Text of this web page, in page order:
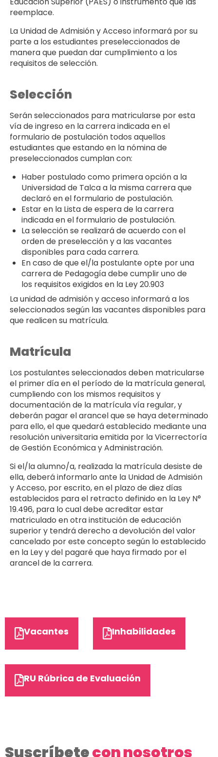
reemplace.
La Unidad de Admisión y Acceso informará por su
parte a los estudiantes preseleccionados de
manera que puedan dar cumplimiento a los
requisitos de selección.
Selección
Serán seleccionados para matricularse por esta
vía de ingreso en la carrera indicada en el
formulario de postulación todos aquellos
estudiantes que estando en la nómina de
preseleccionados cumplan con:
Haber postulado como primera opción a la
Universidad de Talca a la misma carrera que
declaró en el formulario de postulación.
Estar en la Lista de espera de la carrera
indicada en el formulario de postulación.
La selección se realizará de acuerdo con el
orden de preselección y a las vacantes
disponibles para cada carrera.
En caso de que el/la postulante opte por una
carrera de Pedagogía debe cumplir uno de
los requisitos exigidos en la Ley 20.903
La unidad de admisión y acceso informará a los
seleccionados según las vacantes disponibles para
que realicen su matrícula.
Matrícula
Los postulantes seleccionados deben matricularse
el primer día en el período de la matrícula general,
cumpliendo con los mismos requisitos y
documentación de la matrícula vía regular, y
deberán pagar el arancel que se haya determinado
para ello, el que quedará establecido mediante una
resolución universitaria emitida por la Vicerrectoría
de Gestión Económica y Administración.
Si el/la alumno/a, realizada la matrícula desiste de
ella, deberá informarlo ante la Unidad de Admisión
y Acceso, por escrito, en el plazo de diez días
establecidos para el retracto definido en la Ley N°
19.496, para lo cual debe acreditar estar
matriculado en otra institución de educación
superior y tendrá derecho a devolución del valor
cancelado por este concepto según lo establecido
en la Ley y del pagaré que haya firmado por el
arancel de la carrera.
Vacantes Inhabilidades
RU Rúbrica de Evaluación
Suscríbetecon nosotros